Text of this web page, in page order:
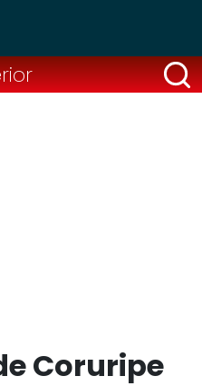
Coruripe